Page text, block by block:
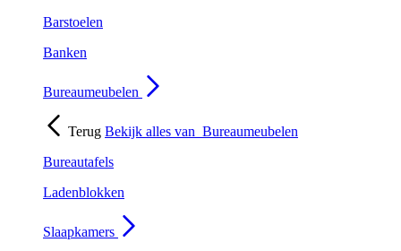
Barstoelen
Banken
Bureaumeubelen
Terug Bekijk alles van Bureaumeubelen
Bureautafels
Ladenblokken
Slaapkamers